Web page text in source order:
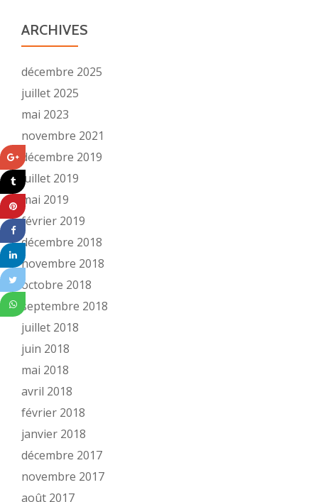
ARCHIVES
décembre 2025
juillet 2025
mai 2023
novembre 2021
décembre 2019
juillet 2019
mai 2019
février 2019
décembre 2018
novembre 2018
octobre 2018
septembre 2018
juillet 2018
juin 2018
mai 2018
avril 2018
février 2018
janvier 2018
décembre 2017
novembre 2017
août 2017